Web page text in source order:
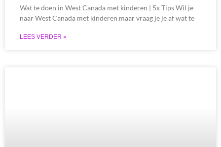
Wat te doen in West Canada met kinderen | 5x Tips Wil je
naar West Canada met kinderen maar vraag je je af wat te
LEES VERDER »